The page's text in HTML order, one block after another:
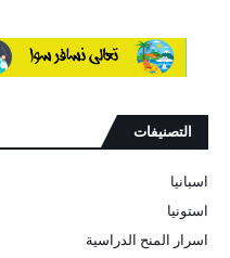
التصنيفات
اسبانيا
استونيا
اسرار المنح الدراسية